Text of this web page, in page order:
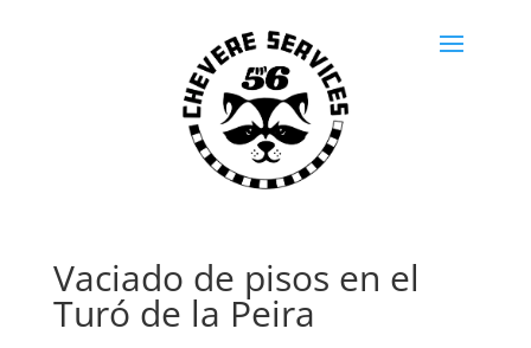
Vaciado de pisos en el
Turó de la Peira